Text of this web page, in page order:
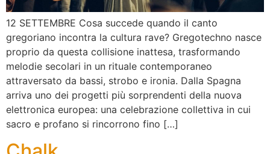
12 SETTEMBRE Cosa succede quando il canto
gregoriano incontra la cultura rave? Gregotechno nasce
proprio da questa collisione inattesa, trasformando
melodie secolari in un rituale contemporaneo
attraversato da bassi, strobo e ironia. Dalla Spagna
arriva uno dei progetti più sorprendenti della nuova
elettronica europea: una celebrazione collettiva in cui
sacro e profano si rincorrono fino […]